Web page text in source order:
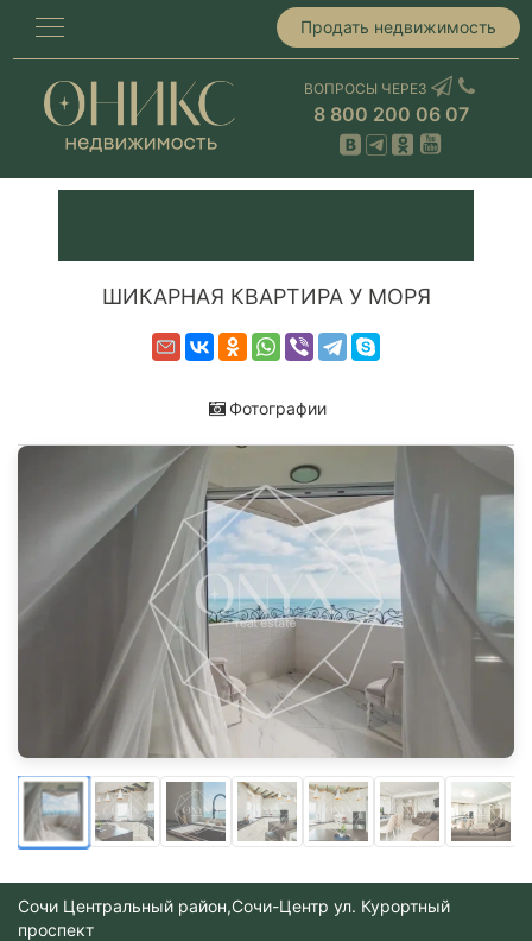
Продать недвижимость
ВОПРОСЫ ЧЕРЕЗ
8 800 200 06 07
ШИКАРНАЯ КВАРТИРА У МОРЯ
Фотографии
Сочи Центральный район,Сочи-Центр ул. Курортный
проспект